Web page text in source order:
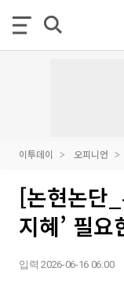
이투데이 오피니언
[논현논단
지혜’ 필
입력 2026-06-16 06:00